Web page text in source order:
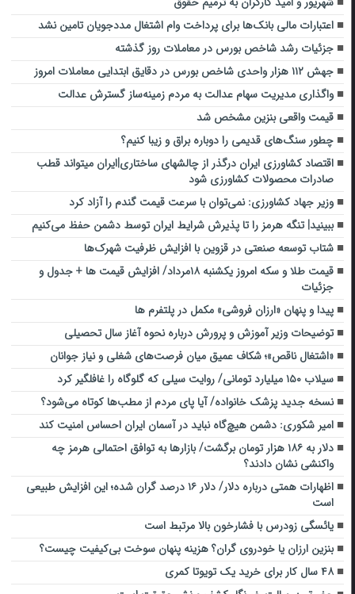
اعتبارات مالی بانک‌ها برای پرداخت وام اشتغال مددجویان تامین نشد
جزئیات رشد شاخص بورس در معاملات روز گذشته
جهش ۱۱۲ هزار واحدی شاخص بورس در دقایق ابتدایی معاملات امروز
واگذاری مدیریت سهام عدالت به مردم زمینه‌ساز گسترش عدالت
قیمت واقعی بنزین مشخص شد
چطور سنگ‌های قدیمی را دوباره براق و زیبا کنیم؟
اقتصاد کشاورزی ایران درگذر از چالشهای ساختاری|ایران میتواند قطب
صادرات محصولات کشاورزی شود
وزیر جهاد کشاورزی: نمی‌توان با سرعت قیمت گندم را آزاد کرد
ببینید| تنگه هرمز را تا پذیرش شرایط ایران توسط دشمن حفظ می‌کنیم
شتاب توسعه صنعتی در قزوین با افزایش ظرفیت شهرک‌ها
قیمت طلا و سکه امروز یکشنبه ۱۸مرداد/ افزایش قیمت ها + جدول و
جزئیات
پیدا و پنهان «ارزان فروشی» مکمل در پلتفرم ها
توضیحات وزیر آموزش و پرورش درباره نحوه آغاز سال تحصیلی
«اشتغال ناقص»؛ شکاف عمیق میان فرصت‌های شغلی و نیاز جوانان
سیلاب ۱۵۰ میلیارد تومانی/ روایت سیلی که گلوگاه را غافلگیر کرد
نسخه جدید پزشک خانواده/ آیا پای مردم از مطب‌ها‌ کوتاه می‌شود؟
امیر شکوری: دشمن هیچ‌گاه نباید در آسمان ایران احساس امنیت کند
دلار به ۱۸۶ هزار تومان برگشت/ بازارها به توافق احتمالی هرمز چه
واکنشی نشان دادند؟
اظهارات همتی درباره دلار/ دلار ۱۶ درصد گران شده؛ این افزایش طبیعی
است
یائسگی زودرس با فشارخون بالا مرتبط است
بنزین ارزان یا خودروی گران؟ هزینه پنهان سوخت بی‌کیفیت چیست؟
۴۸ سال کار برای خرید یک تویوتا کمری